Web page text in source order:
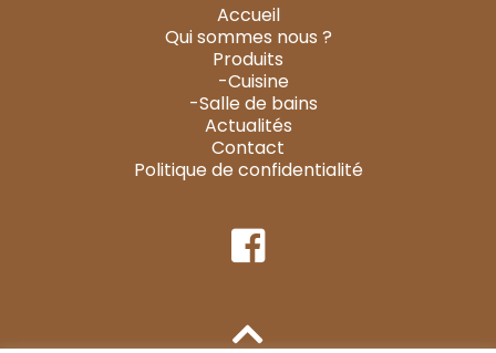
Accueil
Qui sommes nous ?
Produits
-Cuisine
-Salle de bains
Actualités
Contact
Politique de confidentialité